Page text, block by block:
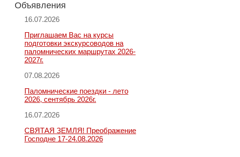
Объявления
16.07.2026
Приглашаем Вас на курсы
подготовки экскурсоводов на
паломнических маршрутах 2026-
2027г.
07.08.2026
Паломнические поездки - лето
2026, сентябрь 2026г.
16.07.2026
СВЯТАЯ ЗЕМЛЯ! Преображение
Господне 17-24.08.2026